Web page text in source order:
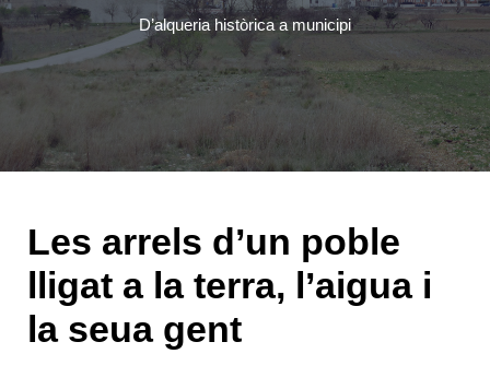
D’alqueria històrica a municipi
Les arrels d’un poble
lligat a la terra, l’aigua i
la seua gent